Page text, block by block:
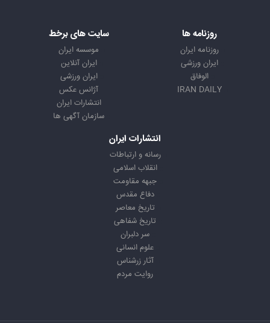
روزنامه ها
روزنامه ایران
ایران ورزشی
الوفاق
IRAN DAILY
سایت های برخط
موسسه ایران
ایران آنلاین
ایران ورزشی
آژانس عکس
انتشارات ایران
سازمان آگهی ها
انتشارات ایران
رسانه و ارتباطات
انقلاب اسلامی
جبهه مقاومت
دفاع مقدس
تاریخ معاصر
تاریخ شفاهی
سر دلبران
علوم انسانی
آثار زرشناس
روایت مردم